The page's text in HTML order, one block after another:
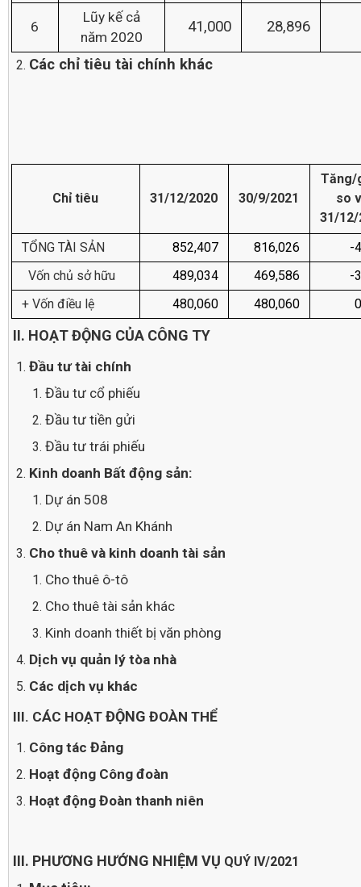
6
Lũy kế cả
năm 2020
41,000 28,896
Các chỉ tiêu tài chính khác
Chỉ tiêu 31/12/2020 30/9/2021
Tăng/
so
31/12/
TỔNG TÀI SẢN
852,407 816,026
-
Vốn chủ sở hữu
489,034 469,586
-
+ Vốn điều lệ
480,060 480,060
II. HOẠT ĐỘNG CỦA CÔNG TY
Đầu tư tài chính
Đầu tư cổ phiếu
Đầu tư tiền gửi
Đầu tư trái phiếu
Kinh doanh Bất động sản:
Dự án 508
Dự án Nam An Khánh
Cho thuê và kinh doanh tài sản
Cho thuê ô-tô
Cho thuê tài sản khác
Kinh doanh thiết bị văn phòng
Dịch vụ quản lý tòa nhà
Các dịch vụ khác
III. CÁC HOẠT ĐỘNG ĐOÀN THỂ
Công tác Đảng
Hoạt động Công đoàn
Hoạt động Đoàn thanh niên
III. PHƯƠNG HƯỚNG NHIỆM VỤ QUÝ IV/2021